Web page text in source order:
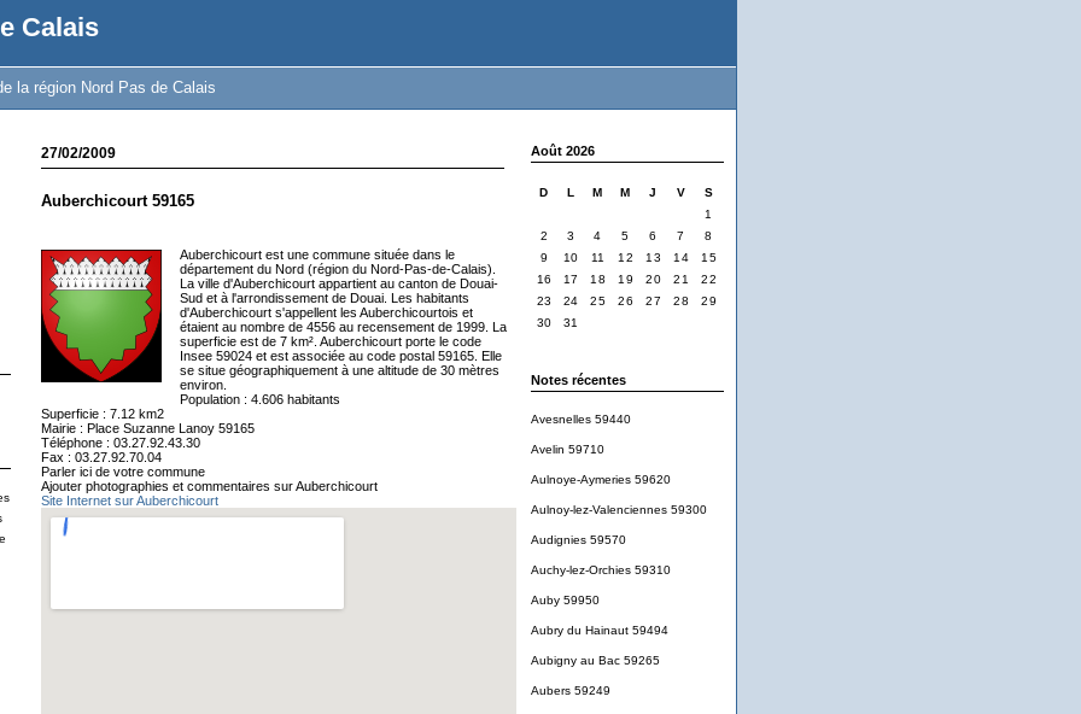
Calais
la région Nord Pas de Calais
Août 2026
D L M M J V
S
1
2
3 4 5 6 7
8
9
10 11 12 13 14
15
16
17 18 19 20 21
22
23
24 25 26 27 28
29
30
31
Notes récentes
Avesnelles 59440
Avelin 59710
Aulnoye-Aymeries 59620
Aulnoy-lez-Valenciennes 59300
Audignies 59570
Auchy-lez-Orchies 59310
Auby 59950
Aubry du Hainaut 59494
Aubigny au Bac 59265
Aubers 59249
27/02/2009
Auberchicourt 59165
Auberchicourt est une commune située dans le
département du Nord (région du Nord-Pas-de-Calais).
La ville d'Auberchicourt appartient au canton de Douai-
Sud et à l'arrondissement de Douai. Les habitants
d'Auberchicourt s'appellent les Auberchicourtois et
étaient au nombre de 4556 au recensement de 1999. La
superficie est de 7 km². Auberchicourt porte le code
Insee 59024 et est associée au code postal 59165. Elle
se situe géographiquement à une altitude de 30 mètres
environ.
Population : 4.606 habitants
Superficie : 7.12 km2
Mairie : Place Suzanne Lanoy 59165
Téléphone : 03.27.92.43.30
Fax : 03.27.92.70.04
Parler ici de votre commune
Ajouter photographies et commentaires sur Auberchicourt
Site Internet sur Auberchicourt